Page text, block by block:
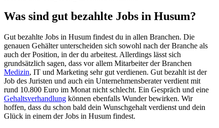
Was sind gut bezahlte Jobs in Husum?
Gut bezahlte Jobs in Husum findest du in allen Branchen. Die
genauen Gehälter unterscheiden sich sowohl nach der Branche als
auch der Position, in der du arbeitest. Allerdings lässt sich
grundsätzlich sagen, dass vor allem Mitarbeiter der Branchen
Medizin, IT und Marketing sehr gut verdienen. Gut bezahlt ist der
Job des Juristen und auch ein Unternehmensberater verdient mit
rund 10.800 Euro im Monat nicht schlecht. Ein Gespräch und eine
Gehaltsverhandlung können ebenfalls Wunder bewirken. Wir
hoffen, dass du schon bald dein Wunschgehalt verdienst und dein
Glück in einem der Jobs in Husum findest.